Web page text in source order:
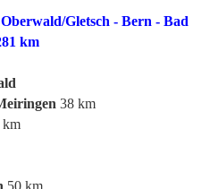
Gletsch - Bern - Bad
km
38 km
km